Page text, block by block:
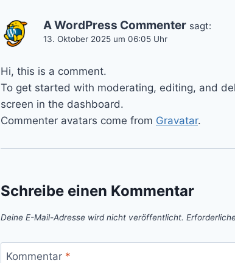
A WordPress Commenter sagt:
13. Oktober 2025 um 06:05 Uhr
Hi, this is a comment.
To get started with moderating, editing, and
screen in the dashboard.
Commenter avatars come from Gravatar.
Schreibe einen Kommentar
Deine E-Mail-Adresse wird nicht veröffentlicht.
Kommentar *